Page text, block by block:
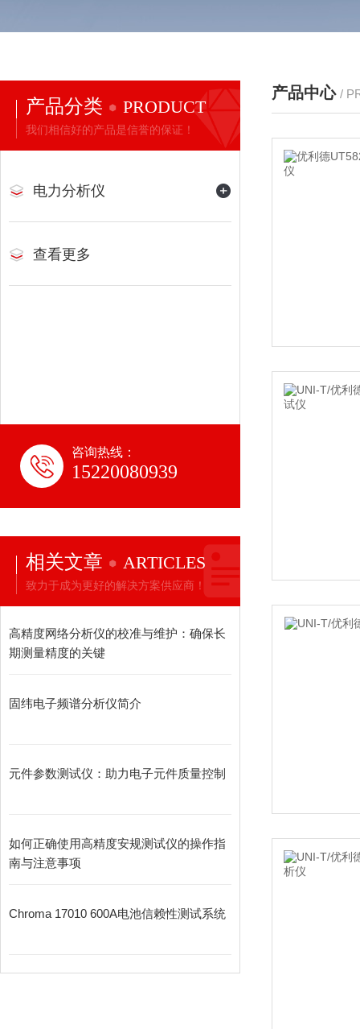
产品分类 PRODUCT
我们相信好的产品是信誉的保证！
电力分析仪
查看更多
咨询热线：
15220080939
相关文章 ARTICLES
致力于成为更好的解决方案供应商！
高精度网络分析仪的校准与维护：确保长
期测量精度的关键
固纬电子频谱分析仪简介
元件参数测试仪：助力电子元件质量控制
如何正确使用高精度安规测试仪的操作指
南与注意事项
Chroma 17010 600A电池信赖性测试系统
产品中心 /